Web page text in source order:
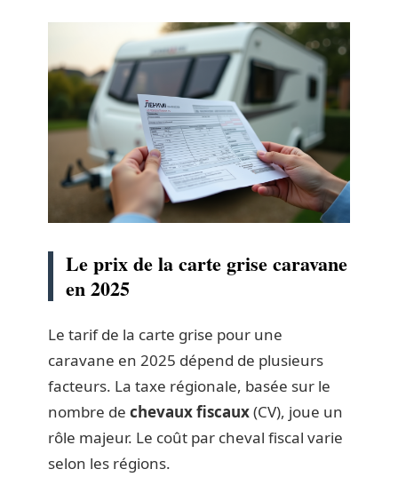
Le prix de la carte grise caravane
en 2025
Le tarif de la carte grise pour une
caravane en 2025 dépend de plusieurs
facteurs. La taxe régionale, basée sur le
nombre de chevaux fiscaux(CV), joue un
rôle majeur. Le coût par cheval fiscal varie
selon les régions.